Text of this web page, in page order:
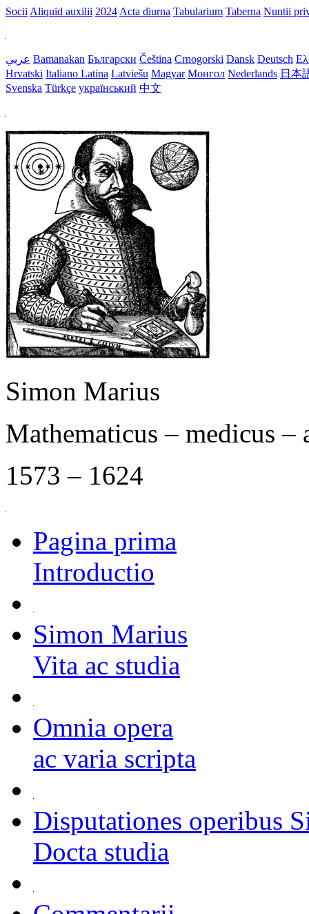
Socii Aliquid auxilii 2024 Acta diurna Tabularium Taberna Nuntii
عربي Bamanakan Български Čeština Crnogorski Dansk Deutsch
Hrvatski Italiano Latina Latviešu Magyar Монгол Nederlands 日本
Svenska Türkçe український 中文
Simon Marius
Mathematicus – medicus –
1573 – 1624
Pagina prima
Introductio
Simon Marius
Vita ac studia
Omnia opera
ac varia scripta
Disputationes operibus
Docta studia